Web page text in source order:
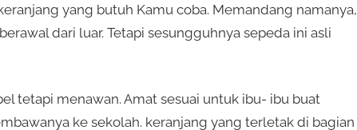
yang butuh Kamu coba. Memandang namanya,
dari luar. Tetapi sesungguhnya sepeda ini asli
tetapi menawan. Amat sesuai untuk ibu- ibu buat
ke sekolah. keranjang yang terletak di bagian